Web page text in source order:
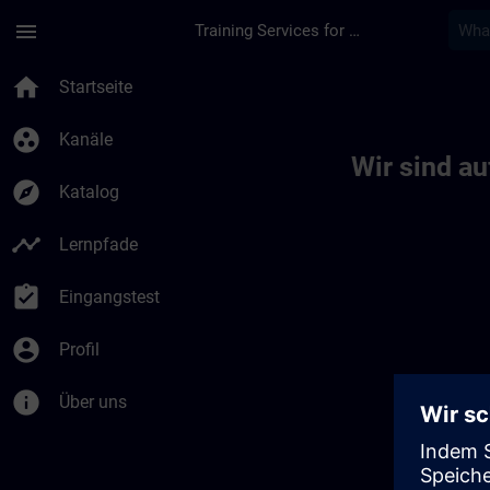
menu Training Services for Digital Industries
home Startseite
group_work Kanäle
explore Katalog
timeline Lernpfade
assignment_turned_in Eingangstest
account_circle Profil
info Über uns
Wir sind